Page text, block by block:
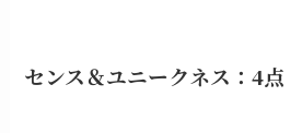
センス＆ユニークネス：4点